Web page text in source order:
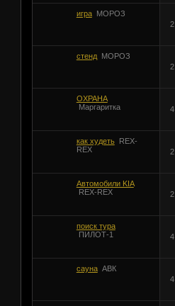
игра
МОРОЗ
2
стенд
МОРОЗ
2
ОХРАНА
Маргаритка
4
как худеть
REX-
REX
2
Автомобили KIA
REX-REX
2
поиск тура
ПИЛОТ-1
4
сауна АВК
4